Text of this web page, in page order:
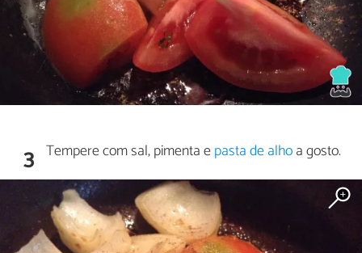
3 Tempere com sal, pimenta epasta de alhoa gosto.